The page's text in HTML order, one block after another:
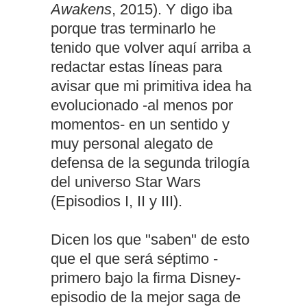
Awakens, 2015). Y digo iba
porque tras terminarlo he
tenido que volver aquí arriba a
redactar estas líneas para
avisar que mi primitiva idea ha
evolucionado -al menos por
momentos- en un sentido y
muy personal alegato de
defensa de la segunda trilogía
del universo Star Wars
(Episodios I, II y III).
Dicen los que "saben" de esto
que el que será séptimo -
primero bajo la firma Disney-
episodio de la mejor saga de